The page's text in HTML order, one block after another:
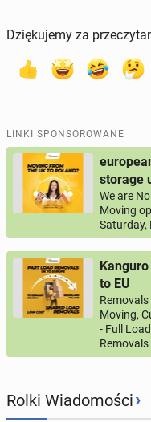
Dziękujemy za
LINKI SPONSOROWANE
storage
We are
Moving
Saturday,
to EU
Moving,
- Full
Rolki Wiadomości›